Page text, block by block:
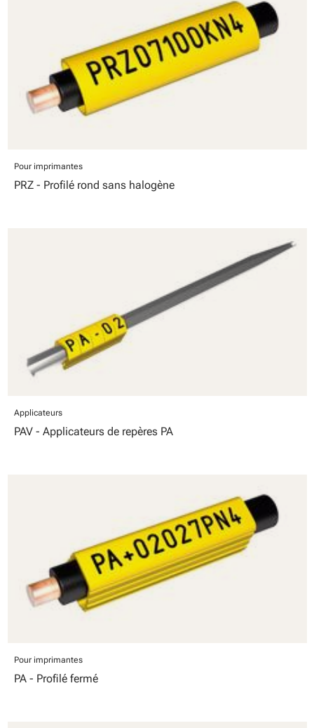
Pour imprimantes
PRZ - Profilé rond sans halogène
Applicateurs
PAV - Applicateurs de repères PA
Pour imprimantes
PA - Profilé fermé